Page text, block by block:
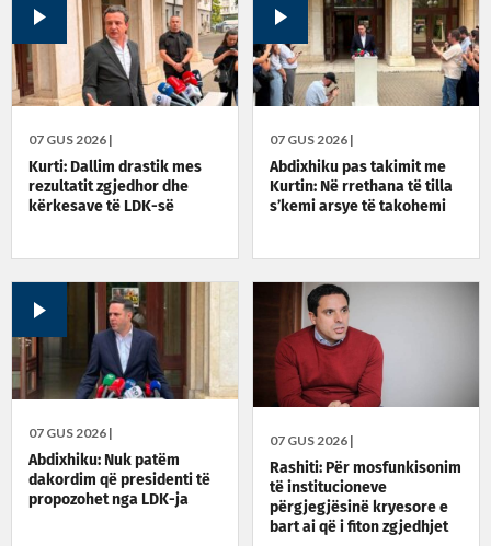
07 GUS 2026 |
Kurti: Dallim drastik mes
rezultatit zgjedhor dhe
kërkesave të LDK-së
07 GUS 2026 |
Abdixhiku pas takimit me
Kurtin: Në rrethana të tilla
s’kemi arsye të takohemi
07 GUS 2026 |
Abdixhiku: Nuk patëm
dakordim që presidenti të
propozohet nga LDK-ja
07 GUS 2026 |
Rashiti: Për mosfunkisonim
të institucioneve
përgjegjësinë kryesore e
bart ai që i fiton zgjedhjet